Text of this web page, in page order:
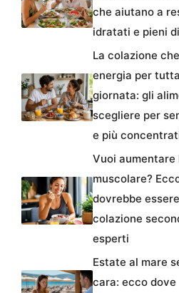
che aiutano a
idratati e pieni
La colazione
energia per
giornata: gli
scegliere per
e più
Vuoi aumentare
muscolare?
dovrebbe
colazione
esperti
Estate al mare
cara: ecco dove